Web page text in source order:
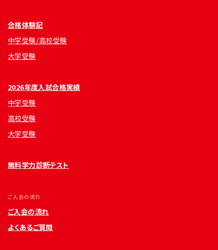
合格体験記
中学受験/高校受験
大学受験
2026年度入試合格実績
中学受験
高校受験
大学受験
無料学力診断テスト
ご入会の流れ
ご入会の流れ
よくあるご質問